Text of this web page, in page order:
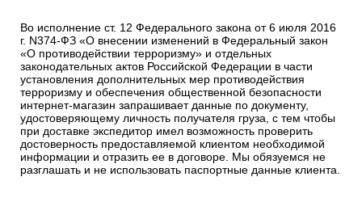
Во исполнение ст. 12 Федерального закона от 6 июля 2016
г. N374-ФЗ «О внесении изменений в Федеральный закон
«О противодействии терроризму» и отдельных
законодательных актов Российской Федерации в части
установления дополнительных мер противодействия
терроризму и обеспечения общественной безопасности
интернет-магазин запрашивает данные по документу,
удостоверяющему личность получателя груза, с тем чтобы
при доставке экспедитор имел возможность проверить
достоверность предоставляемой клиентом необходимой
информации и отразить ее в договоре. Мы обязуемся не
разглашать и не использовать паспортные данные клиента.